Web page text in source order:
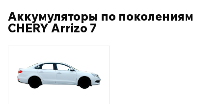
Аккумуляторы по поколениям
CHERY Arrizo 7